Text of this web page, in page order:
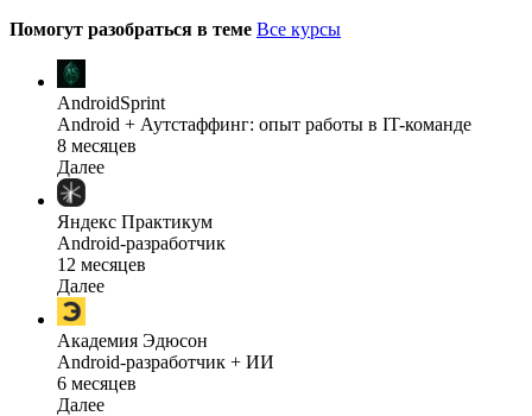
Помогут разобраться в теме Все курсы
AndroidSprint
Android + Аутстаффинг: опыт работы в IT-команде
8 месяцев
Далее
Яндекс Практикум
Android-разработчик
12 месяцев
Далее
Академия Эдюсон
Android-разработчик + ИИ
6 месяцев
Далее